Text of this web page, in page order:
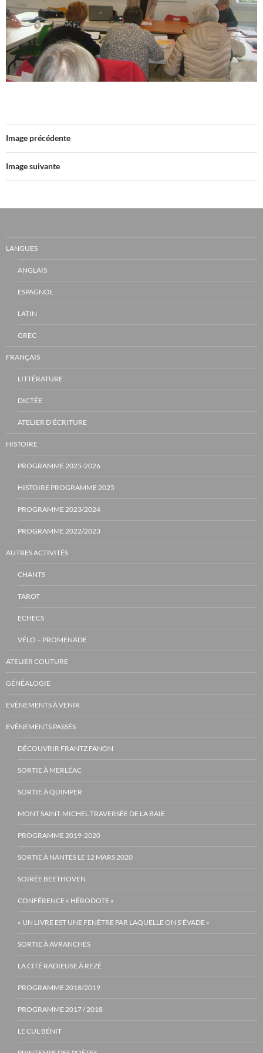
Image précédente
Image suivante
LANGUES
ANGLAIS
ESPAGNOL
LATIN
GREC
FRANÇAIS
LITTÉRATURE
DICTÉE
ATELIER D’ÉCRITURE
HISTOIRE
PROGRAMME 2025-2026
HISTOIRE PROGRAMME 2025
PROGRAMME 2023/2024
PROGRAMME 2022/2023
AUTRES ACTIVITÉS
CHANTS
TAROT
ECHECS
VÉLO – PROMENADE
ATELIER COUTURE
GÉNÉALOGIE
EVÈNEMENTS À VENIR
EVÈNEMENTS PASSÉS
DÉCOUVRIR FRANTZ FANON
SORTIE À MERLÉAC
SORTIE À QUIMPER
MONT SAINT-MICHEL TRAVERSÉE DE LA BAIE
PROGRAMME 2019-2020
SORTIE À NANTES LE 12 MARS 2020
SOIRÉE BEETHOVEN
CONFÉRENCE « HÉRODOTE »
« UN LIVRE EST UNE FENÊTRE PAR LAQUELLE ON S’ÉVADE »
SORTIE À AVRANCHES
LA CITÉ RADIEUSE À REZÉ
PROGRAMME 2018/2019
PROGRAMME 2017 / 2018
LE CUL BÉNIT